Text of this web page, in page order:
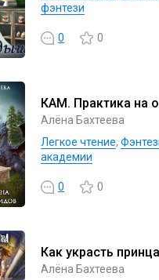
фэнтези
0 0
КАМ. Практика на
Алёна Бахтеева
Легкое чтение,
академии
0 0
Как украсть
Алёна Бахтеева